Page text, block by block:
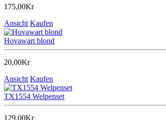
175,00Kr
Ansicht Kaufen
Hovawart blond
20,00Kr
Ansicht Kaufen
TX1554 Welpenset
129,00Kr